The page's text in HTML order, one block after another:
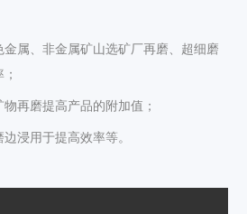
属、非金属矿山选矿厂再磨、超细磨
再磨提高产品的附加值；
浸用于提高效率等。